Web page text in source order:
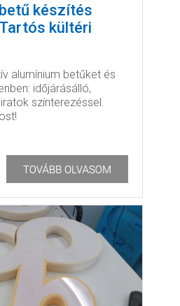
készítés
kültéri
alumínium betűket és
időjárásálló,
színterezéssel.